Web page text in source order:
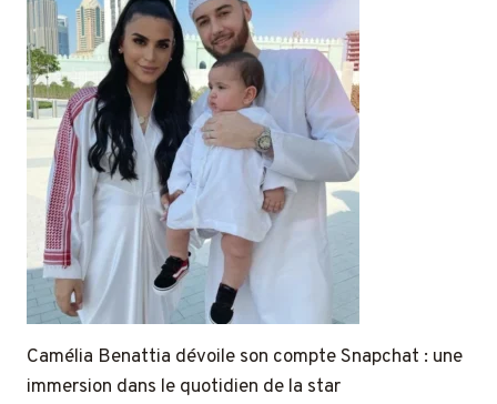
Camélia Benattia dévoile son compte Snapchat : une
immersion dans le quotidien de la star